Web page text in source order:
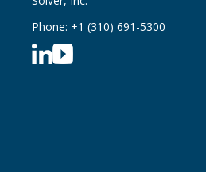
Phone: +1 (310) 691-5300